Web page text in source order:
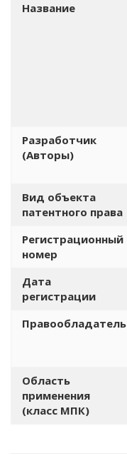
Название
Разработчик
(Авторы)
Вид объекта
патентного права
Регистрационный
номер
Дата
регистрации
Правообладатель
Область
применения
(класс МПК)